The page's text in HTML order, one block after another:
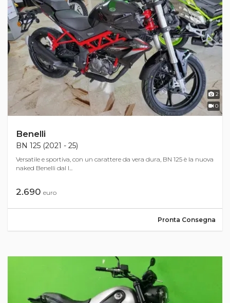
2
0
Benelli
BN 125 (2021 - 25)
Versatile e sportiva, con un carattere da vera dura, BN 125 è la nuova
naked Benelli dal l...
2.690 euro
Pronta Consegna